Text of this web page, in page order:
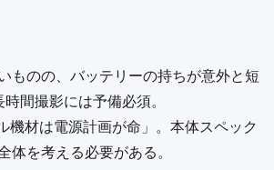
ものの、バッテリーの持ちが意外と短
間撮影には予備必須。
機材は電源計画が命」。本体スペック
体を考える必要がある。